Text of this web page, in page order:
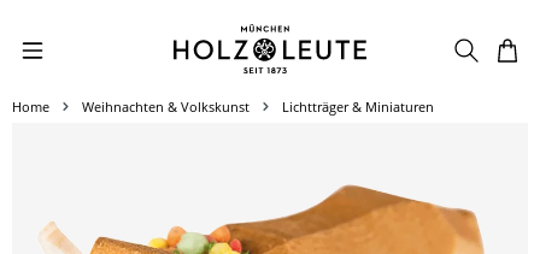
Zum Hauptinhalt springen
Home Weihnachten & Volkskunst Lichtträger & Miniaturen